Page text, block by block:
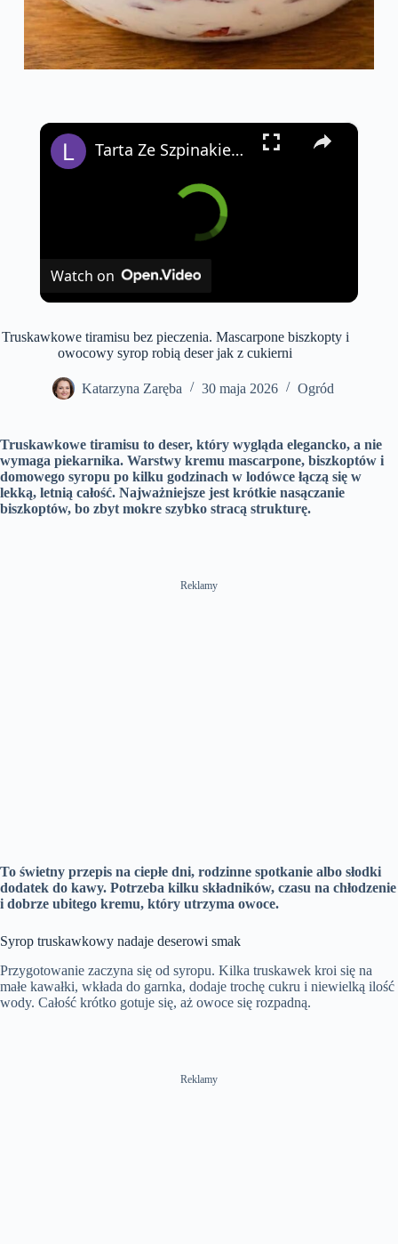
×
Tarta Ze Szpinakiem Przepis - LatwePrzepisy.com
Watch on
Truskawkowe tiramisu bez pieczenia. Mascarpone biszkopty i
owocowy syrop robią deser jak z cukierni
Katarzyna Zaręba 30 maja 2026 Ogród
Truskawkowe tiramisu to deser, który wygląda elegancko, a nie
wymaga piekarnika. Warstwy kremu mascarpone, biszkoptów i
domowego syropu po kilku godzinach w lodówce łączą się w
lekką, letnią całość. Najważniejsze jest krótkie nasączanie
biszkoptów, bo zbyt mokre szybko stracą strukturę.
Reklamy
To świetny przepis na ciepłe dni, rodzinne spotkanie albo słodki
dodatek do kawy. Potrzeba kilku składników, czasu na chłodzenie
i dobrze ubitego kremu, który utrzyma owoce.
Syrop truskawkowy nadaje deserowi smak
Przygotowanie zaczyna się od syropu. Kilka truskawek kroi się na
małe kawałki, wkłada do garnka, dodaje trochę cukru i niewielką ilość
wody. Całość krótko gotuje się, aż owoce się rozpadną.
Reklamy